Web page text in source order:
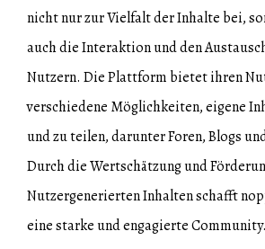
nicht nur zur Vielfalt der Inhalte bei,
auch die Interaktion und den
Nutzern. Die Plattform bietet ihren
verschiedene Möglichkeiten, eigene
und zu teilen, darunter Foren, Blogs
Durch die Wertschätzung und
Nutzergenerierten Inhalten schafft
eine starke und engagierte Community.